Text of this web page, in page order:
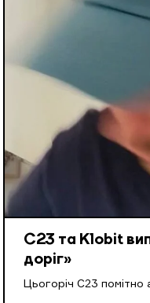
С23 та Klobit
доріг»
Цьогоріч С23 помітно